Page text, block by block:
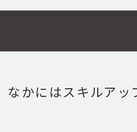
かにはスキルアッ